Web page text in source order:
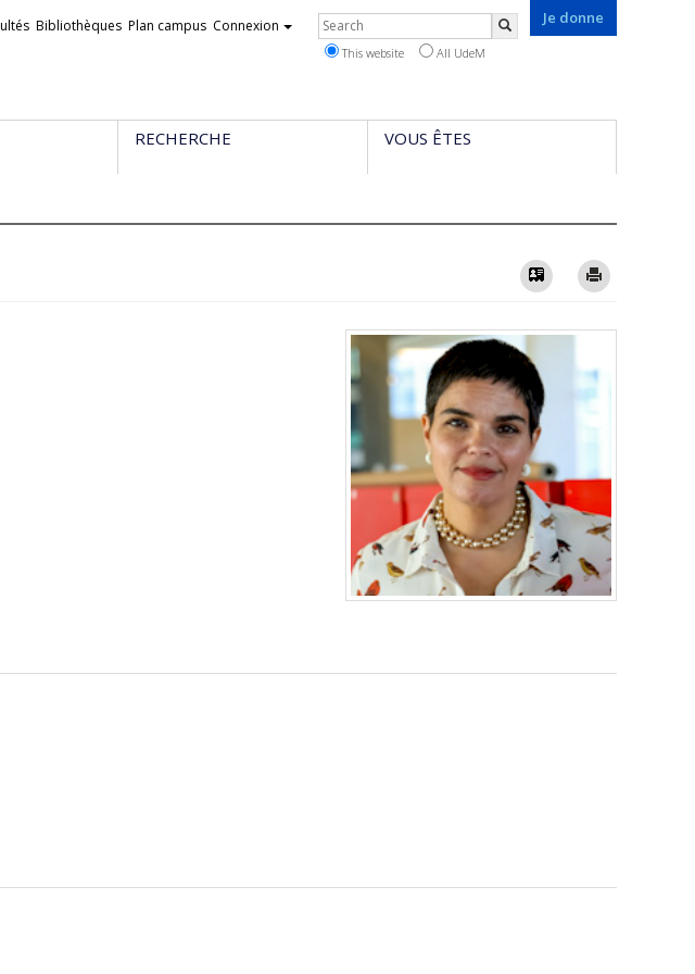
Je donne
Bibliothèques Plan campus Connexion Rechercher
This website All UdeM
RECHERCHE VOUS ÊTES
Vcard